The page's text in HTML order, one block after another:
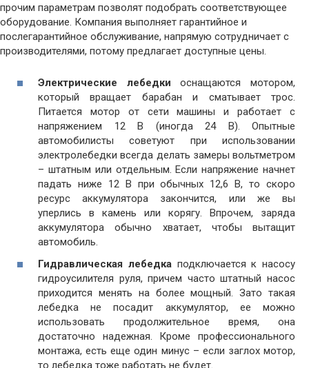
прочим параметрам позволят подобрать соответствующее
оборудование. Компания выполняет гарантийное и
послегарантийное обслуживание, напрямую сотрудничает с
производителями, потому предлагает доступные цены.
Электрические лебедки оснащаются мотором,
который вращает барабан и сматывает трос.
Питается мотор от сети машины и работает с
напряжением 12 В (иногда 24 В). Опытные
автомобилисты советуют при использовании
электролебедки всегда делать замеры вольтметром
– штатным или отдельным. Если напряжение начнет
падать ниже 12 В при обычных 12,6 В, то скоро
ресурс аккумулятора закончится, или же вы
уперлись в камень или корягу. Впрочем, заряда
аккумулятора обычно хватает, чтобы вытащит
автомобиль.
Гидравлическая лебедкаподключается к насосу
гидроусилителя руля, причем часто штатный насос
приходится менять на более мощный. Зато такая
лебедка не посадит аккумулятор, ее можно
использовать продолжительное время, она
достаточно надежная. Кроме профессионального
монтажа, есть еще один минус – если заглох мотор,
то лебедка тоже работать не будет.